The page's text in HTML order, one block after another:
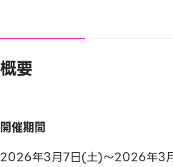
概要
開催期間
2026年3月7日(土)～2026年3